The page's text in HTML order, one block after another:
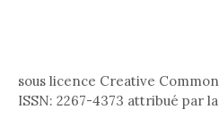
sous licence Creative
ISSN: 2267-4373 attribué par